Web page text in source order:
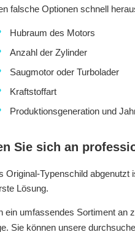
falsche Optionen schnell
Hubraum des Motors
Anzahl der Zylinder
Saugmotor oder Turbolader
Kraftstoffart
Produktionsgeneration und
Sie sich an
Original-Typenschild
Lösung.
ein umfassendes Sortiment an
Sie können unsere